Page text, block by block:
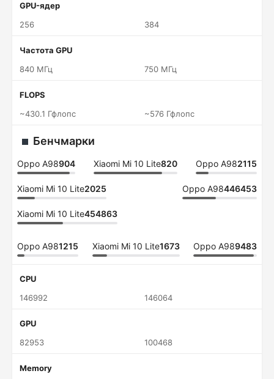
GPU-ядер
256
384
Частота GPU
840 МГц
750 МГц
FLOPS
~430.1 Гфлопс
~576 Гфлопс
Бенчмарки
Oppo A98904 Xiaomi Mi 10 Lite820 Oppo A982115
Xiaomi Mi 10 Lite2025 Oppo A98446453
Xiaomi Mi 10 Lite454863
Oppo A981215 Xiaomi Mi 10 Lite1673 Oppo A989483
CPU
146992
146064
GPU
82953
100468
Memory